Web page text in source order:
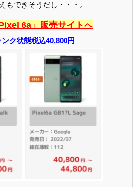
もできそうだし・・・。
6a」販売サイトへ
ク状態税込40,800円